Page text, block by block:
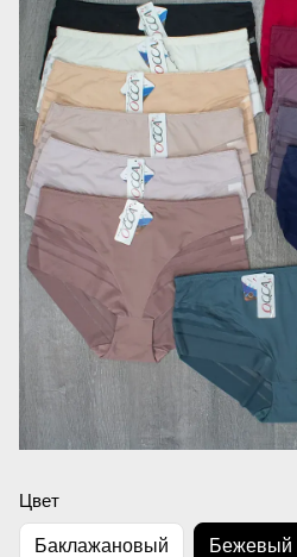
Цвет
Баклажановый Бежевый